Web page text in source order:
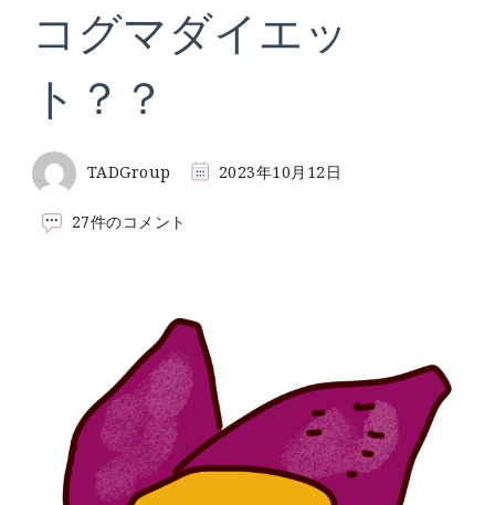
コグマダイエッ
ト？？
TADGroup 2023年10月12日
コ
ト？？
の
27件のコメント